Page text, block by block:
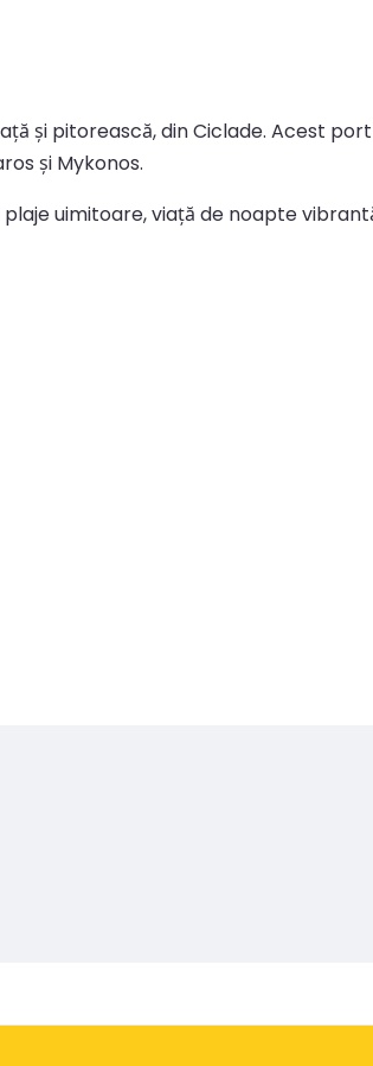
și pitorească, din Ciclade. Acest
și Mykonos.
uimitoare, viață de noapte